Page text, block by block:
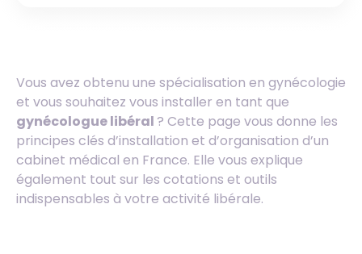
Vous avez obtenu une spécialisation en gynécologie
et vous souhaitez vous installer en tant que
gynécologue libéral ? Cette page vous donne les
principes clés d’installation et d’organisation d’un
cabinet médical en France. Elle vous explique
également tout sur les cotations et outils
indispensables à votre activité libérale.